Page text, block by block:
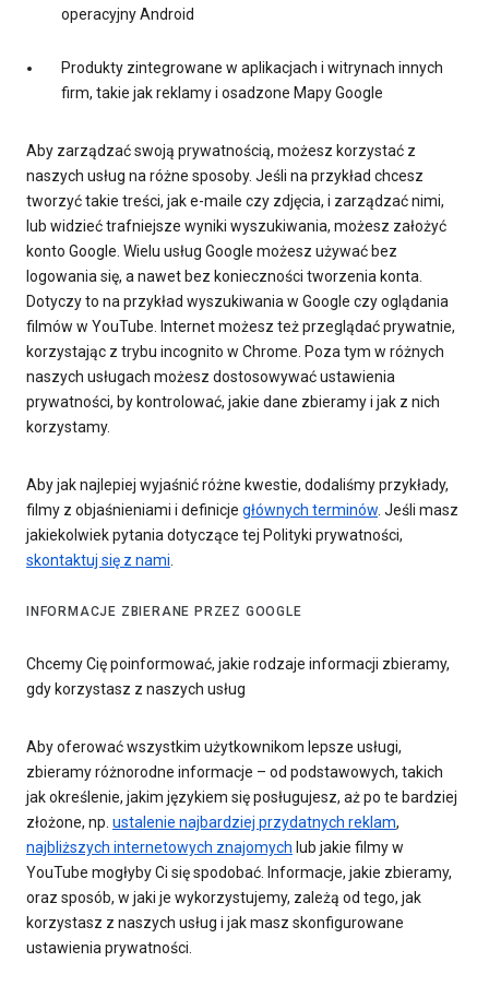
operacyjny Android
Produkty zintegrowane w aplikacjach i witrynach innych
firm, takie jak reklamy i osadzone Mapy Google
Aby zarządzać swoją prywatnością, możesz korzystać z
naszych usług na różne sposoby. Jeśli na przykład chcesz
tworzyć takie treści, jak e-maile czy zdjęcia, i zarządzać nimi,
lub widzieć trafniejsze wyniki wyszukiwania, możesz założyć
konto Google. Wielu usług Google możesz używać bez
logowania się, a nawet bez konieczności tworzenia konta.
Dotyczy to na przykład wyszukiwania w Google czy oglądania
filmów w YouTube. Internet możesz też przeglądać prywatnie,
korzystając z trybu incognito w Chrome. Poza tym w różnych
naszych usługach możesz dostosowywać ustawienia
prywatności, by kontrolować, jakie dane zbieramy i jak z nich
korzystamy.
Aby jak najlepiej wyjaśnić różne kwestie, dodaliśmy przykłady,
filmy z objaśnieniami i definicje głównych terminów. Jeśli masz
jakiekolwiek pytania dotyczące tej Polityki prywatności,
skontaktuj się z nami.
INFORMACJE ZBIERANE PRZEZ GOOGLE
Chcemy Cię poinformować, jakie rodzaje informacji zbieramy,
gdy korzystasz z naszych usług
Aby oferować wszystkim użytkownikom lepsze usługi,
zbieramy różnorodne informacje – od podstawowych, takich
jak określenie, jakim językiem się posługujesz, aż po te bardziej
złożone, np. ustalenie najbardziej przydatnych reklam,
najbliższych internetowych znajomych lub jakie filmy w
YouTube mogłyby Ci się spodobać. Informacje, jakie zbieramy,
oraz sposób, w jaki je wykorzystujemy, zależą od tego, jak
korzystasz z naszych usług i jak masz skonfigurowane
ustawienia prywatności.